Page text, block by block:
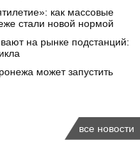
как массовые
стали новой нормой
на рынке подстанций:
может запустить
все новости